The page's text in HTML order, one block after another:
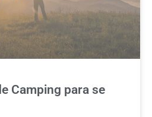
Camping para se